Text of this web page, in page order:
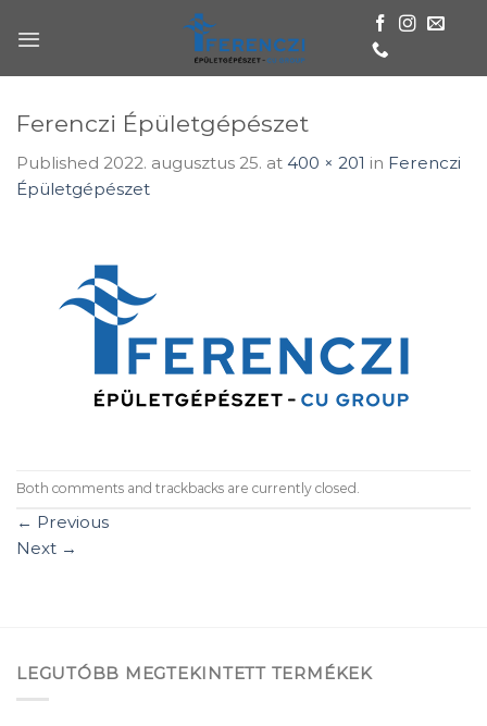
Ferenczi Épületgépészet
Published 2022. augusztus 25. at 400 × 201 in Ferenczi
Épületgépészet
Both comments and trackbacks are currently closed.
← Previous
Next →
LEGUTÓBB MEGTEKINTETT TERMÉKEK